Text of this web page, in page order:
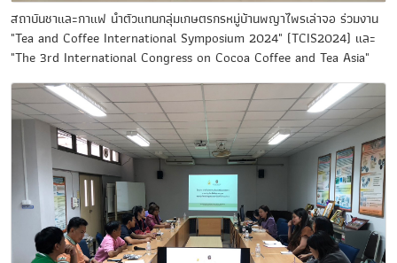
สถาบันชาและกาแฟ นำตัวแทนกลุ่มเกษตรกรหมู่บ้านพญาไพรเล่าจอ ร่วมงาน
"Tea and Coffee International Symposium 2024" (TCIS2024) และ
"The 3rd International Congress on Cocoa Coffee and Tea Asia"